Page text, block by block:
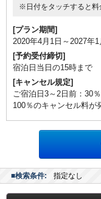
※日付をタッチすると料
[プラン期間]
2020年4月1日～2027年1
[予約受付締切]
宿泊日当日の15時まで
[キャンセル規定]
ご宿泊日3～2日前：30
100％のキャンセル料が
■検索条件: 指定なし